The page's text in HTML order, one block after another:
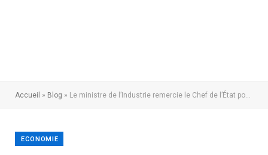
Accueil » Blog » Le ministre de l’Industrie remercie le Chef de l’État pour sa détermination à œuvrer pour le développement
ECONOMIE